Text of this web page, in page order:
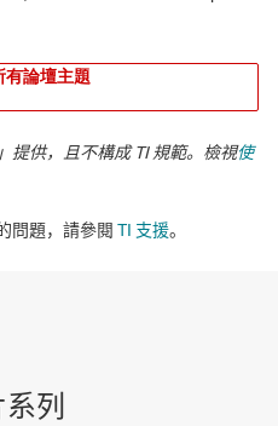
有論壇主題
提供，且不構成 TI 規範。檢視使
問題，請參閱 TI 支援。​​​​​​​​​​​​​​
列